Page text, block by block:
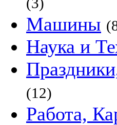
Машины
Наука и
(12)
Работа,